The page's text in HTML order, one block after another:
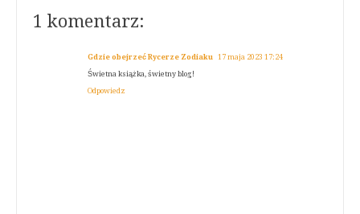
1 komentarz:
Gdzie obejrzeć Rycerze Zodiaku 17 maja 2023 17:24
Świetna książka, świetny blog!
Odpowiedz